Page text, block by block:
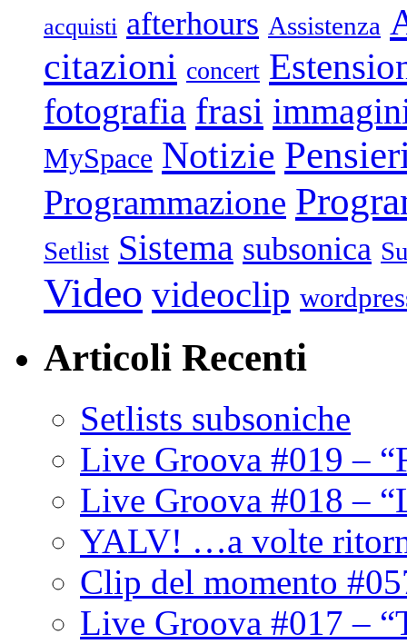
acquisti afterhours Assistenza
citazioni concert
fotografia frasi
MySpace Notizie
Programmazione
Setlist Sistema subsonica
Video videoclip
Articoli Recenti
Setlists subsoniche
Live Groova #019 –
Live Groova #018 –
YALV! …a volte
Clip del momento
Live Groova #017 –